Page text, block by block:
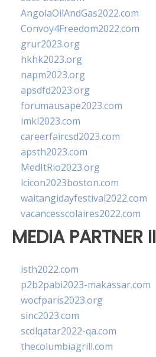
AngolaOilAndGas2022.com
Convoy4Freedom2022.com
grur2023.org
hkhk2023.org
napm2023.org
apsdfd2023.org
forumausape2023.com
imkl2023.com
careerfaircsd2023.com
apsth2023.com
MedItRio2023.org
lcicon2023boston.com
waitangidayfestival2022.com
vacancesscolaires2022.com
MEDIA PARTNER II
isth2022.com
p2b2pabi2023-makassar.com
wocfparis2023.org
sinc2023.com
scdlqatar2022-qa.com
thecolumbiagrill.com